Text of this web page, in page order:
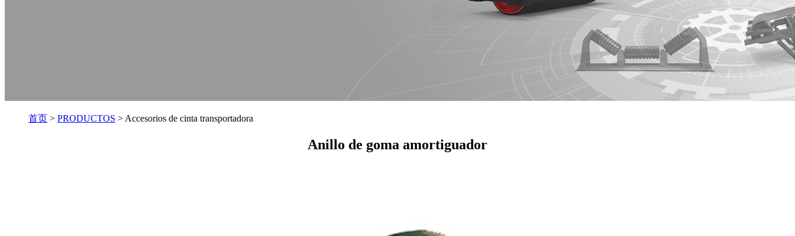
首页 > PRODUCTOS > Accesorios de cinta transportadora
Anillo de goma amortiguador